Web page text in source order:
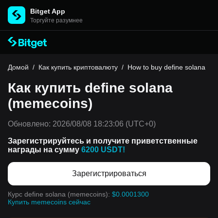
Bitget App
Торгуйте разумнее
Домой / Как купить криптовалюту / How to buy define solana
Как купить define solana
(memecoins)
Обновлено: 2026/08/08 18:23:06 (UTC+0)
Зарегистрируйтесь и получите приветственные
награды на сумму 6200 USDT!
Зарегистрироваться
Курс define solana (memecoins): $0.0001300
Купить memecoins сейчас